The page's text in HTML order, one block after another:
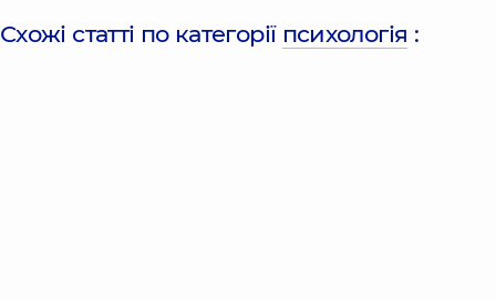
Схожі статті по категорії психологія :